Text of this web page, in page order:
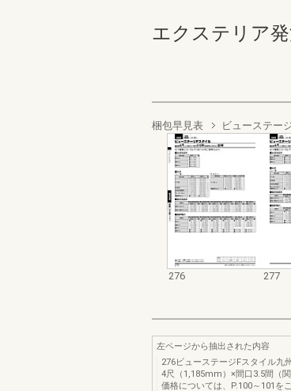
エクステリア
梱包早見表 ビューステー
276 277
左ページから抽出された内容
276ビューステージFスタイル九
4尺（1,185mm）×間口3.5間（
価格については、P.100～101を